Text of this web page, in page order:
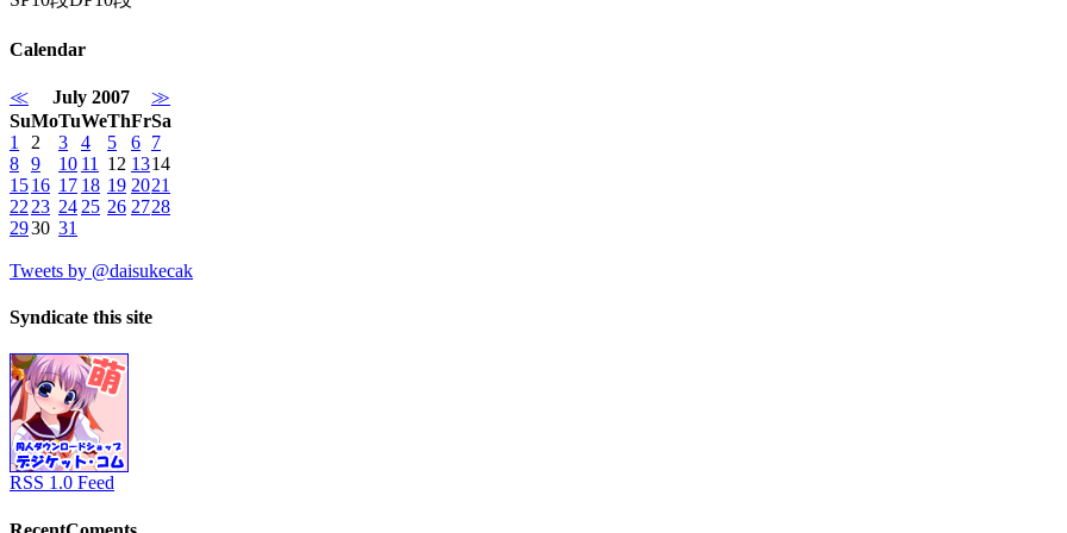
Calendar
≪ July 2007
≫
SuMoTuWeThFrSa
1
2 3 4 5 6 7
8 9 10 11 12 1314
1516 17 18 19 2021
22 23 24 25 26 2728
2930 31
Tweets by @daisukecak
Syndicate this site
RSS 1.0 Feed